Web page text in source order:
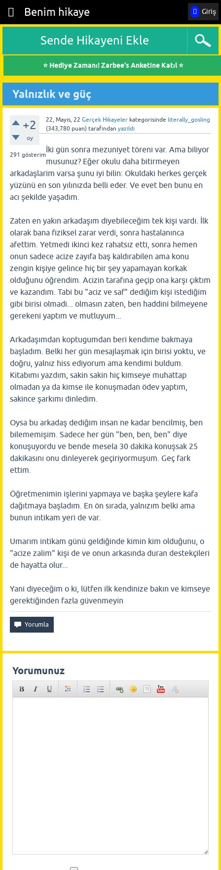
Giriş
Benim hikaye
Sende Hikayeni Ekle
⭐ Hediye Zamanı! Zarbee's Anketine Katıl ⭐
Yalnızlık ve güç
+2
oy
291 gösterim
22, Mayıs, 22 Gerçek Hikayeler kategorisinde literally_gosling
(343,780 puan) tarafından yazıldı
İki gün sonra mezuniyet töreni var. Ama biliyor
musunuz? Eğer okulu daha bitirmeyen
arkadaşlarim varsa şunu iyi bilin: Okuldaki herkes gerçek
yüzünü en son yılınızda belli eder. Ve evet ben bunu en
acı şekilde yaşadım.
Zaten en yakın arkadaşım diyebileceğim tek kişi vardı. İlk
olarak bana fiziksel zarar verdi, sonra hastalanınca
afettim. Yetmedi ikinci kez rahatsız etti, sonra hemen
onun sadece acize zayıfa baş kaldırabilen ama konu
zengin kişiye gelince hiç bir şey yapamayan korkak
olduğunu öğrendim. Acizin tarafına geçip ona karşı çıktım
ve kazandım. Tabi bu "aciz ve saf" dediğim kişi istediğim
gibi birisi olmadi... olmasın zaten, ben haddini bilmeyene
gerekeni yaptım ve mutluyum...
Arkadaşımdan koptugumdan beri kendime bakmaya
başladım. Belki her gün mesajlaşmak için birisi yoktu, ve
doğru, yalnız hiss ediyorum ama kendimi buldum.
Kitabımı yazdım, sakin sakin hiç kimseye muhattap
olmadan ya da kimse ile konuşmadan ödev yaptım,
sakince şarkımı dinledim.
Oysa bu arkadaş dediğim insan ne kadar bencilmiş, ben
bilememişim. Sadece her gün "ben, ben, ben" diye
konuşuyordu ve bende mesela 30 dakika konuşsak 25
dakikasını onu dinleyerek geçiriyormuşum. Geç fark
ettim.
Öğretmenimin işlerini yapmaya ve başka şeylere kafa
dağıtmaya başladım. En ön sırada, yalnızım belki ama
bunun intikam yeri de var.
Umarım intikam günü geldiğinde kimin kim olduğunu, o
"acize zalim" kişi de ve onun arkasında duran destekçileri
de hayatta olur...
Yani diyeceğim o ki, lütfen ilk kendinize bakın ve kimseye
gerektiğinden fazla güvenmeyin
Yorumunuz